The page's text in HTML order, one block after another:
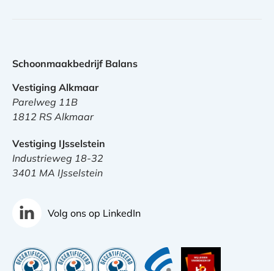
Schoonmaakbedrijf Balans
Vestiging Alkmaar
Parelweg 11B
1812 RS Alkmaar
Vestiging IJsselstein
Industrieweg 18-32
3401 MA IJsselstein
Volg ons op LinkedIn